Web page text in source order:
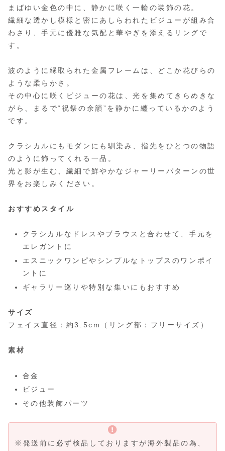
まばゆい金色の中に、静かに咲く一輪の装飾の花。
繊細な透かし模様と密にあしらわれたビジューが組み合
わさり、手元に優雅な気配と華やぎを添えるリングで
す。
波のように縁取られた金属フレームは、どこか花びらの
ような柔らかさ。
その中心に咲くビジューの花は、光を集めてきらめきな
がら、まるで“祝祭の余韻”を静かに纏っているかのよう
です。
クラシカルにもモダンにも馴染み、指先をひとつの物語
のように飾ってくれる一品。
光と影が生む、繊細で鮮やかなジャーリーパターンの世
界をお楽しみください。
おすすめスタイル
クラシカルなドレスやブラウスと合わせて、手元を
エレガントに
エスニックワンピやシンプルなトップスのワンポイ
ントに
ギャラリー巡りや特別な集いにもおすすめ
サイズ
フェイス直径：約3.5cm（リング部：フリーサイズ）
素材
合金
ビジュー
その他装飾パーツ
※発送前に必ず検品しておりますが海外製品の為、